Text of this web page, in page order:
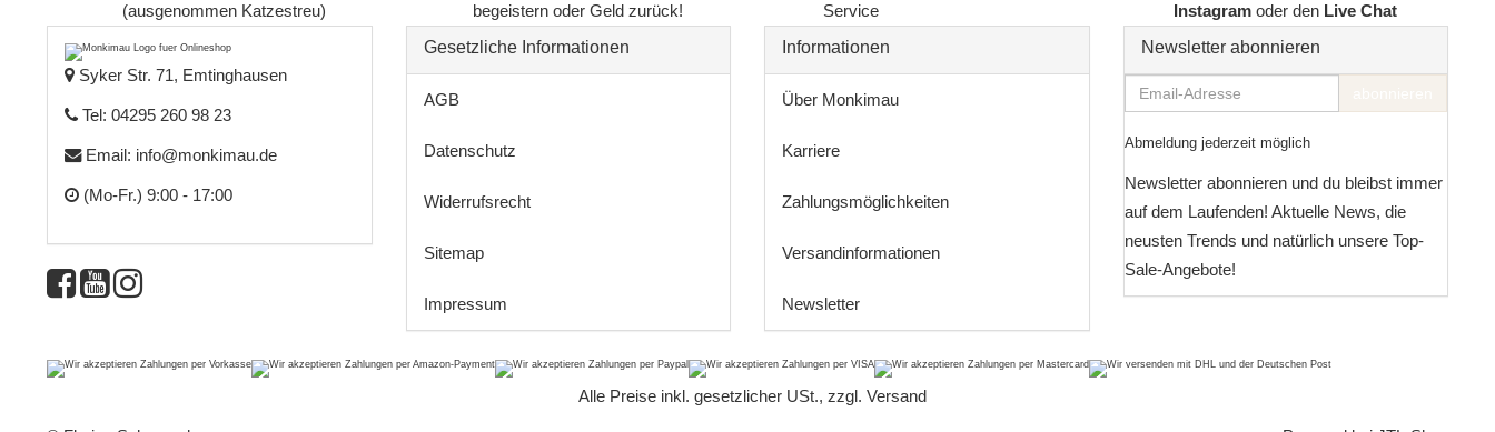
(ausgenommen Katzestreu)
begeistern oder Geld zurück!
Service
Instagram oder denLive Chat
Syker Str. 71, Emtinghausen
Tel: 04295 260 98 23
Email: info@monkimau.de
(Mo-Fr.) 9:00 - 17:00
Gesetzliche Informationen
AGB
Datenschutz
Widerrufsrecht
Sitemap
Impressum
Informationen
Über Monkimau
Karriere
Zahlungsmöglichkeiten
Versandinformationen
Newsletter
Newsletter abonnieren
Email-
Adresse
Abmeldung jederzeit möglich
Newsletter abonnieren und du bleibst immer
auf dem Laufenden! Aktuelle News, die
neusten Trends und natürlich unsere Top-
Sale-Angebote!
Alle Preise inkl. gesetzlicher USt., zzgl. Versand